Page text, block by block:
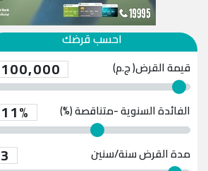
احسب قرضك
قيمة القرض( ج.م) 100,000
الفائدة السنوية -متناقصة (%) 11%
مدة القرض 3 سنة/سنين